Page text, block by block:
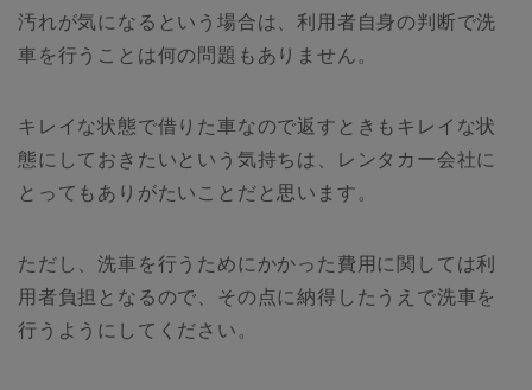
汚れが気になるという場合は、利用者自身の判断で洗
車を行うことは何の問題もありません。
キレイな状態で借りた車なので返すときもキレイな状
態にしておきたいという気持ちは、レンタカー会社に
とってもありがたいことだと思います。
ただし、洗車を行うためにかかった費用に関しては利
用者負担となるので、その点に納得したうえで洗車を
行うようにしてください。